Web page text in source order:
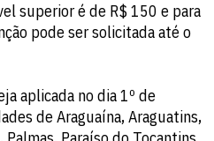
superior é de R$ 150 e para
pode ser solicitada até o
aplicada no dia 1º de
de Araguaína, Araguatins,